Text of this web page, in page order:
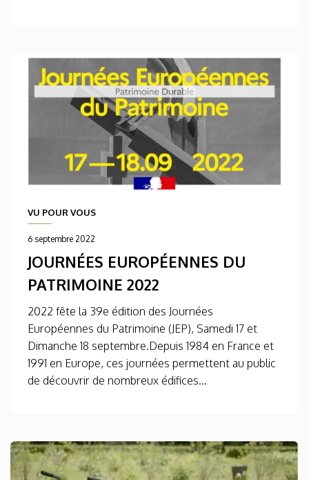
VU POUR VOUS
6 septembre 2022
JOURNÉES EUROPÉENNES DU
PATRIMOINE 2022
2022 fête la 39e édition des Journées
Européennes du Patrimoine (JEP), Samedi 17 et
Dimanche 18 septembre.Depuis 1984 en France et
1991 en Europe, ces journées permettent au public
de découvrir de nombreux édifices...